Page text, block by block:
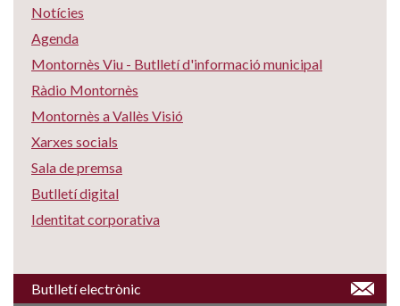
Notícies
Agenda
Montornès Viu - Butlletí d'informació municipal
Ràdio Montornès
Montornès a Vallès Visió
Xarxes socials
Sala de premsa
Butlletí digital
Identitat corporativa
Butlletí electrònic